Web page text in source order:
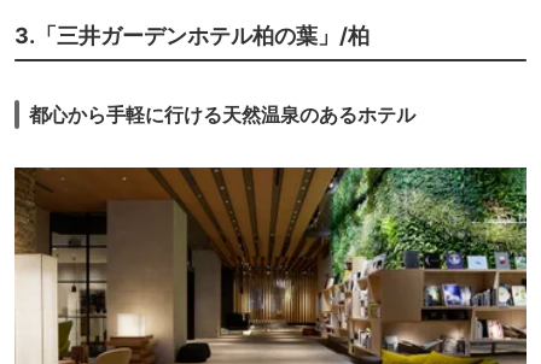
3.「三井ガーデンホテル柏の葉」/柏
都心から手軽に行ける天然温泉のあるホテル